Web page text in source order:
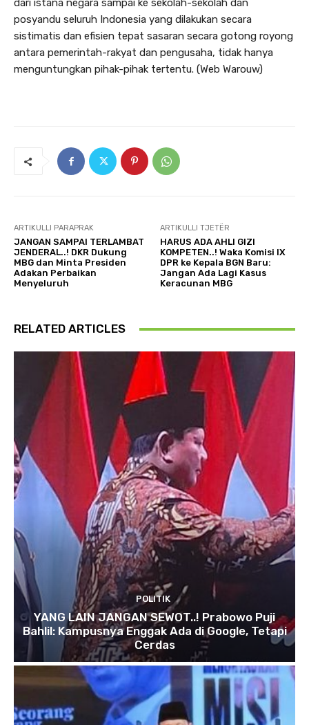
dari istana negara sampai ke sekolah-sekolah dan
posyandu seluruh Indonesia yang dilakukan secara
sistimatis dan efisien tepat sasaran secara gotong royong
antara pemerintah-rakyat dan pengusaha, tidak hanya
menguntungkan pihak-pihak tertentu. (Web Warouw)
ARTIKULLI PARAPRAK
JANGAN SAMPAI TERLAMBAT
JENDERAL..! DKR Dukung
MBG dan Minta Presiden
Adakan Perbaikan
Menyeluruh
ARTIKULLI TJETËR
HARUS ADA AHLI GIZI
KOMPETEN..! Waka Komisi IX
DPR ke Kepala BGN Baru:
Jangan Ada Lagi Kasus
Keracunan MBG
RELATED ARTICLES
POLITIK
YANG LAIN JANGAN SEWOT..! Prabowo Puji
Bahlil: Kampusnya Enggak Ada di Google, Tetapi
Cerdas